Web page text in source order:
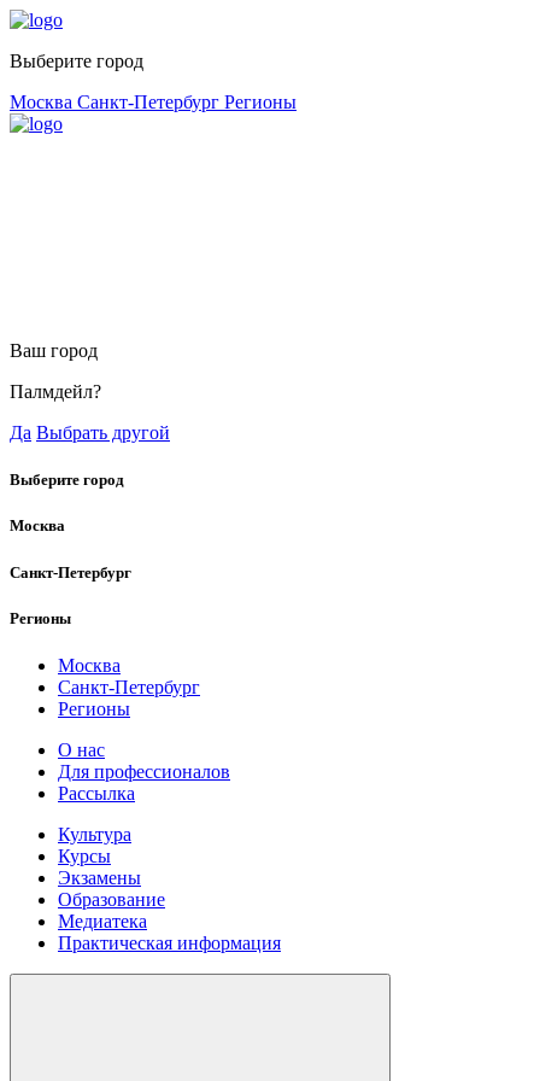
Выберите город
Москва Санкт-Петербург Регионы
Ваш город
Палмдейл?
Да Выбрать другой
Выберите город
Москва
Санкт-Петербург
Регионы
Москва
Санкт-Петербург
Регионы
О нас
Для профессионалов
Рассылка
Культура
Курсы
Экзамены
Образование
Медиатека
Практическая информация